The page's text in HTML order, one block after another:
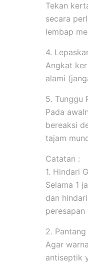
Tekan
secara
lembap
4.
Angkat
alami
5. Tunggu
Pada
bereaksi
tajam
Catatan :
1. Hindari
Selama 1
dan
2. Pantang
Agar
antiseptik